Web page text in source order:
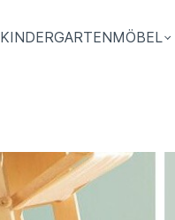
KINDERGARTENMÖBEL